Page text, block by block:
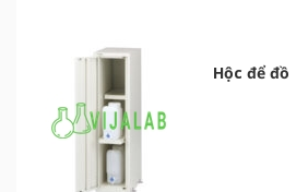
Hộc để đồ